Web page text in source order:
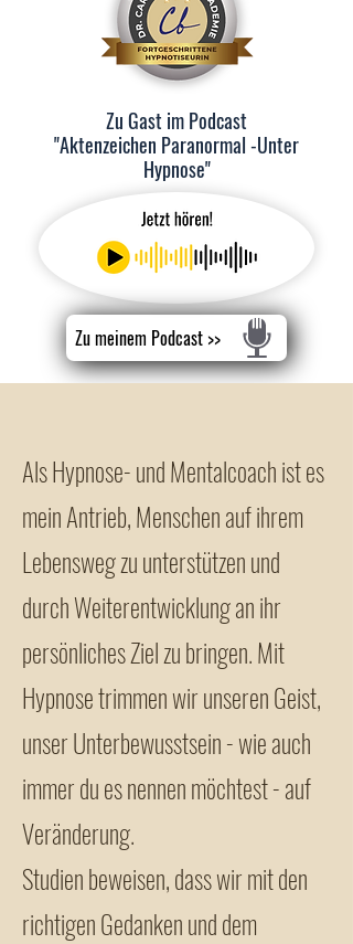
Zu Gast im Podcast
"Aktenzeichen Paranormal -Unter
Hypnose"
Zu meinem Podcast >>
Als Hypnose- und Mentalcoach ist es
mein Antrieb, Menschen auf ihrem
Lebensweg zu unterstützen und
durch Weiterentwicklung an ihr
persönliches Ziel zu bringen. Mit
Hypnose trimmen wir unseren Geist,
unser Unterbewusstsein - wie auch
immer du es nennen möchtest - auf
Veränderung.
Studien beweisen, dass wir mit den
richtigen Gedanken und dem